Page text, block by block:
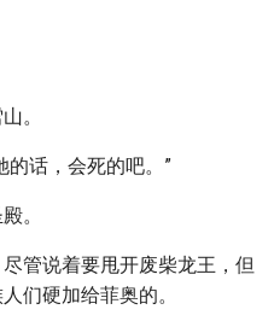
。
的话，会死的吧。”
。
管说着要甩开废柴龙王，但
们硬加给菲奥的。